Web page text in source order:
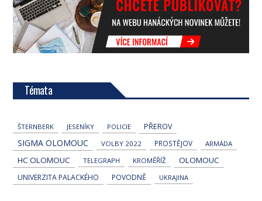
Témata
ŠTERNBERK JESENÍKY POLICIE PŘEROV
SIGMA OLOMOUC VOLBY 2022 PROSTĚJOV ARMÁDA
HC OLOMOUC TELEGRAPH KROMĚŘÍŽ OLOMOUC
UNIVERZITA PALACKÉHO POVODNĚ UKRAJINA